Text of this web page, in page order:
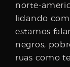
norte-
lidando
estamos
negros,
ruas como